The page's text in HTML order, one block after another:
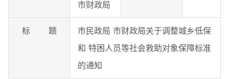
市财政局
标 题
市民政局 市财政局关于调整城乡低保
和 特困人员等社会救助对象保障标准
的通知